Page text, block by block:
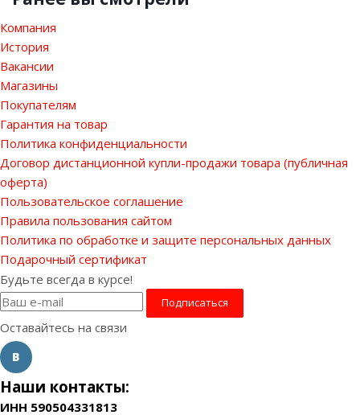
Компания
История
Вакансии
Магазины
Покупателям
Гарантия на товар
Политика конфиденциальности
Договор дистанционной купли-продажи товара (публичная
оферта)
Пользовательское соглашение
Правила пользования сайтом
Политика по обработке и защите персональных данных
Подарочный сертификат
Будьте всегда в курсе!
Оставайтесь на связи
Наши контакты:
ИНН 590504331813